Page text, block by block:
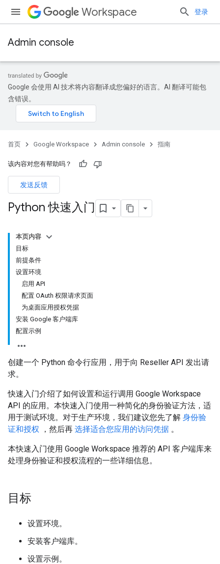
Workspace 登录
Admin console
Google 会使用 AI 技术将内容翻译成您偏好的语言。AI 翻译可能包
含错误。
首页 Google Workspace Admin console 指南
该内容对您有帮助吗？
发送反馈
Python 快速入门
本页内容
目标
前提条件
设置环境
启用 API
配置 OAuth 权限请求页面
为桌面应用授权凭据
安装 Google 客户端库
配置示例
创建一个 Python 命令行应用，用于向 Reseller API 发出请
求。
快速入门介绍了如何设置和运行调用 Google Workspace
API 的应用。本快速入门使用一种简化的身份验证方法，适
用于测试环境。对于生产环境，我们建议您先了解 身份验
证和授权 ，然后再 选择适合您应用的访问凭据 。
本快速入门使用 Google Workspace 推荐的 API 客户端库来
处理身份验证和授权流程的一些详细信息。
目标
设置环境。
安装客户端库。
设置示例。